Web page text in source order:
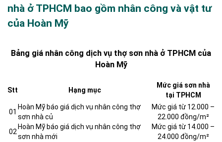
nhà ở TPHCM bao gồm nhân công và vật tư
của Hoàn Mỹ
Bảng giá nhân công dịch vụ thợ sơn nhà ở TPHCM của
Hoàn Mỹ
Stt Hạng mục
Mức giá sơn nhà
tại TPHCM
01
Hoàn Mỹ báo giá dịch vụ nhân công thợ
sơn nhà củ
Mức giá từ 12.000 –
22.000 đồng/m²
02
Hoàn Mỹ báo giá dịch vụ nhân công thợ
sơn nhà mới
Mức giá từ 14.000 –
24.000 đồng/m²